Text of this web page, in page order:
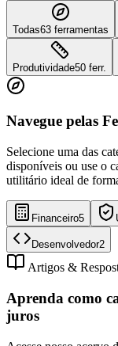
Todas63 ferramentas
Produtividade50 ferr.
Navegue pelas
Selecione uma das
disponíveis ou use o
utilitário ideal de
Financeiro5
Desenvolvedor2
Artigos &
Aprenda como
juros